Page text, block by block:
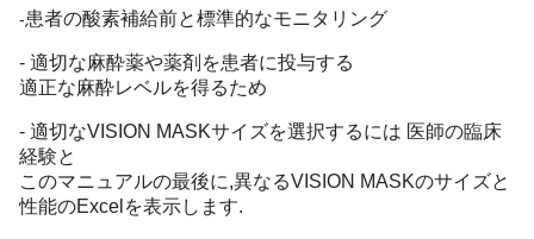
-患者の酸素補給前と標準的なモニタリング
- 適切な麻酔薬や薬剤を患者に投与する
適正な麻酔レベルを得るため
- 適切なVISION MASKサイズを選択するには 医師の臨床
経験と
このマニュアルの最後に,異なるVISION MASKのサイズと
性能のExcelを表示します.